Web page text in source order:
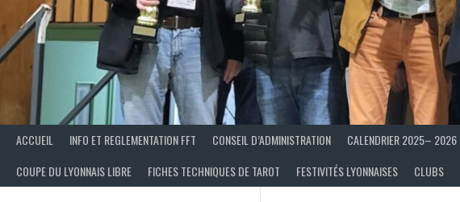
ACCUEIL INFO ET REGLEMENTATION FFT CONSEIL D’ADMINISTRATION CALENDRIER 2025– 2026
COUPE DU LYONNAIS LIBRE
FICHES TECHNIQUES DE TAROT FESTIVITÉS LYONNAISES CLUBS